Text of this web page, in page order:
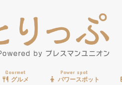
Gourmet
グルメ
Power spot
パワースポット